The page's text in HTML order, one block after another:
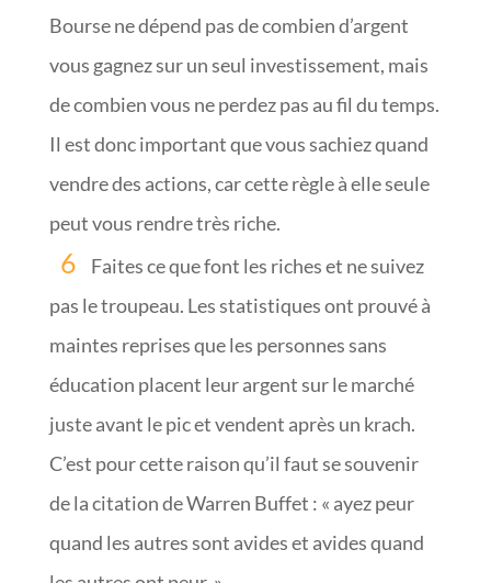
Bourse ne dépend pas de combien d’argent
vous gagnez sur un seul investissement, mais
de combien vous ne perdez pas au fil du temps.
Il est donc important que vous sachiez quand
vendre des actions, car cette règle à elle seule
peut vous rendre très riche.
Faites ce que font les riches et ne suivez
pas le troupeau. Les statistiques ont prouvé à
maintes reprises que les personnes sans
éducation placent leur argent sur le marché
juste avant le pic et vendent après un krach.
C’est pour cette raison qu’il faut se souvenir
de la citation de Warren Buffet : « ayez peur
quand les autres sont avides et avides quand